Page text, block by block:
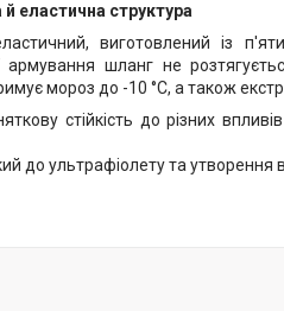
й еластична структура
виготовлений із
армування шланг не
мороз до -10 °C, а також
стійкість до різних впливів
до ультрафіолету та утворення